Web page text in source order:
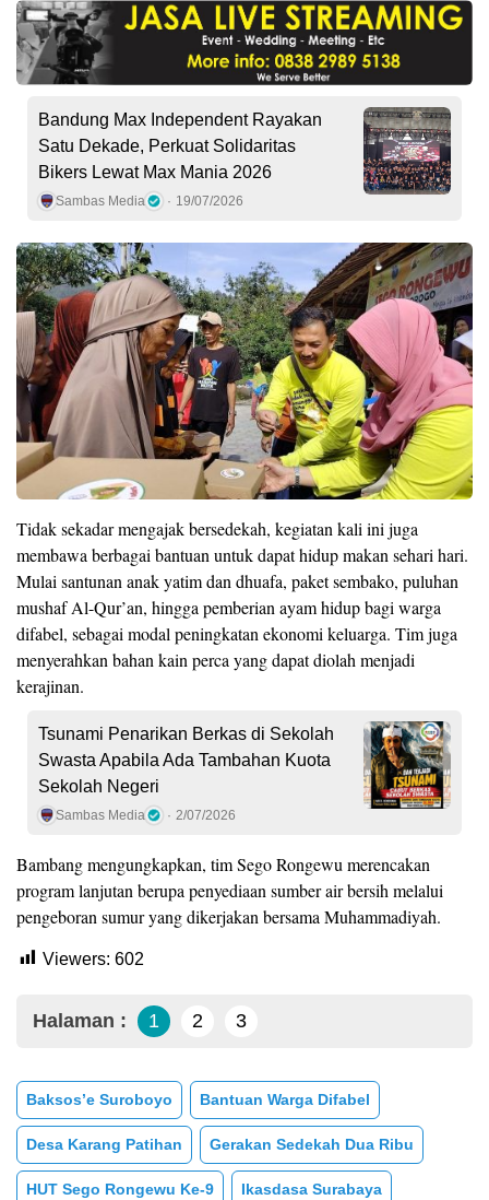
Bandung Max Independent Rayakan
Satu Dekade, Perkuat Solidaritas
Bikers Lewat Max Mania 2026
Sambas Media 19/07/2026
Tidak sekadar mengajak bersedekah, kegiatan kali ini juga
membawa berbagai bantuan untuk dapat hidup makan sehari hari.
Mulai santunan anak yatim dan dhuafa, paket sembako, puluhan
mushaf Al-Qur’an, hingga pemberian ayam hidup bagi warga
difabel, sebagai modal peningkatan ekonomi keluarga. Tim juga
menyerahkan bahan kain perca yang dapat diolah menjadi
kerajinan.
Tsunami Penarikan Berkas di Sekolah
Swasta Apabila Ada Tambahan Kuota
Sekolah Negeri
Sambas Media 2/07/2026
Bambang mengungkapkan, tim Sego Rongewu merencakan
program lanjutan berupa penyediaan sumber air bersih melalui
pengeboran sumur yang dikerjakan bersama Muhammadiyah.
Viewers: 602
Halaman : 1 2 3
Baksos’e Suroboyo Bantuan Warga Difabel
Desa Karang Patihan Gerakan Sedekah Dua Ribu
HUT Sego Rongewu Ke-9 Ikasdasa Surabaya